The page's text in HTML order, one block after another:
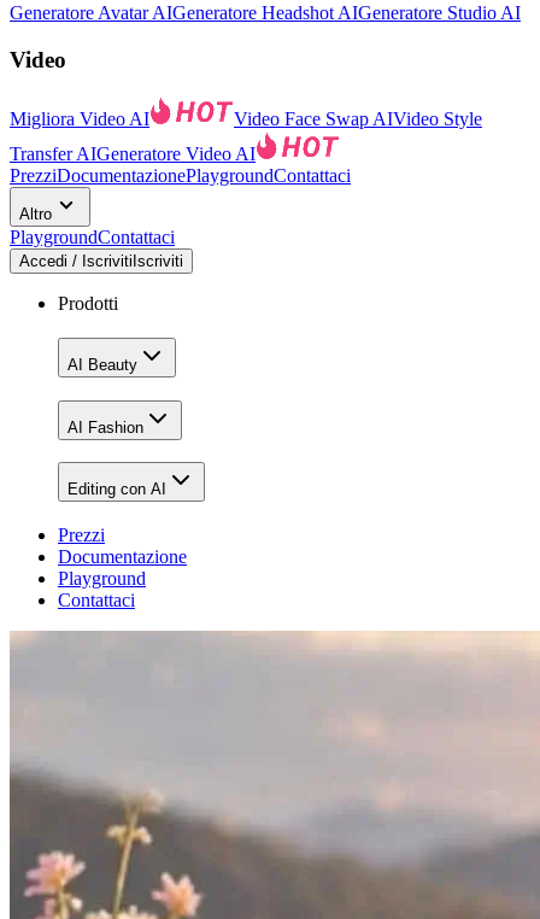
Generatore Avatar AIGeneratore Headshot AIGeneratore Studio AI
Video
Migliora Video AI Video Face Swap AIVideo Style
Transfer AIGeneratore Video AI
PrezziDocumentazionePlaygroundContattaci
Altro
PlaygroundContattaci
Accedi / Iscriviti Iscriviti
Prodotti
AI Beauty
AI Fashion
Editing con AI
Prezzi
Documentazione
Playground
Contattaci